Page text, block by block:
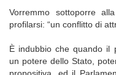
Vorremmo sottoporre
profilarsi: “un conflitto di
È indubbio che quando il
un potere dello Stato,